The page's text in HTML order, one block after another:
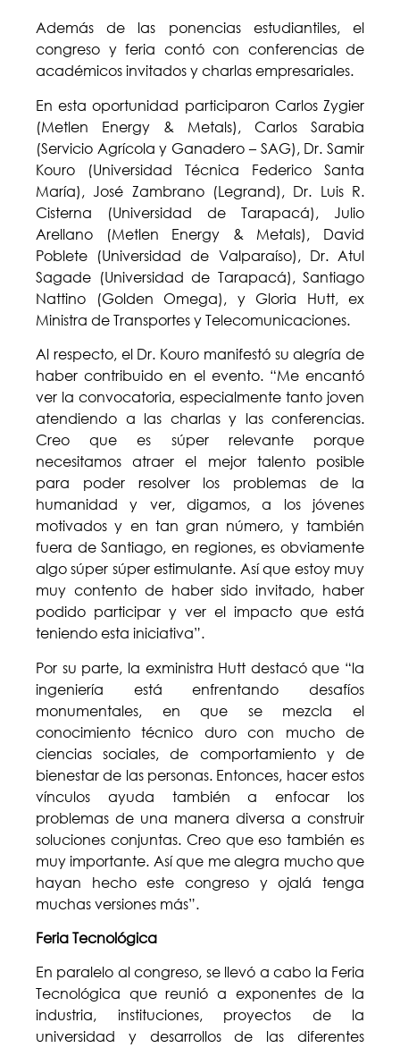
Además de las ponencias estudiantiles, el
congreso y feria contó con conferencias de
académicos invitados y charlas empresariales.
En esta oportunidad participaron Carlos Zygier
(Metlen Energy & Metals), Carlos Sarabia
(Servicio Agrícola y Ganadero – SAG), Dr. Samir
Kouro (Universidad Técnica Federico Santa
María), José Zambrano (Legrand), Dr. Luis R.
Cisterna (Universidad de Tarapacá), Julio
Arellano (Metlen Energy & Metals), David
Poblete (Universidad de Valparaíso), Dr. Atul
Sagade (Universidad de Tarapacá), Santiago
Nattino (Golden Omega), y Gloria Hutt, ex
Ministra de Transportes y Telecomunicaciones.
Al respecto, el Dr. Kouro manifestó su alegría de
haber contribuido en el evento. “Me encantó
ver la convocatoria, especialmente tanto joven
atendiendo a las charlas y las conferencias.
Creo que es súper relevante porque
necesitamos atraer el mejor talento posible
para poder resolver los problemas de la
humanidad y ver, digamos, a los jóvenes
motivados y en tan gran número, y también
fuera de Santiago, en regiones, es obviamente
algo súper súper estimulante. Así que estoy muy
muy contento de haber sido invitado, haber
podido participar y ver el impacto que está
teniendo esta iniciativa”.
Por su parte, la exministra Hutt destacó que “la
ingeniería está enfrentando desafíos
monumentales, en que se mezcla el
conocimiento técnico duro con mucho de
ciencias sociales, de comportamiento y de
bienestar de las personas. Entonces, hacer estos
vínculos ayuda también a enfocar los
problemas de una manera diversa a construir
soluciones conjuntas. Creo que eso también es
muy importante. Así que me alegra mucho que
hayan hecho este congreso y ojalá tenga
muchas versiones más”.
Feria Tecnológica
En paralelo al congreso, se llevó a cabo la Feria
Tecnológica que reunió a exponentes de la
industria, instituciones, proyectos de la
universidad y desarrollos de las diferentes